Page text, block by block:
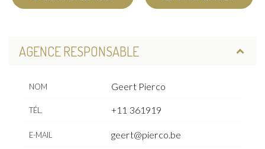
AGENCE RESPONSABLE
NOM Geert Pierco
TÉL. +11 361919
E-MAIL geert@pierco.be